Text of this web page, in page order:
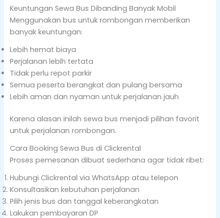
Keuntungan Sewa Bus Dibanding Banyak Mobil
Menggunakan bus untuk rombongan memberikan
banyak keuntungan:
Lebih hemat biaya
Perjalanan lebih tertata
Tidak perlu repot parkir
Semua peserta berangkat dan pulang bersama
Lebih aman dan nyaman untuk perjalanan jauh
Karena alasan inilah sewa bus menjadi pilihan favorit
untuk perjalanan rombongan.
Cara Booking Sewa Bus di Clickrental
Proses pemesanan dibuat sederhana agar tidak ribet:
Hubungi Clickrental via WhatsApp atau telepon
Konsultasikan kebutuhan perjalanan
Pilih jenis bus dan tanggal keberangkatan
Lakukan pembayaran DP